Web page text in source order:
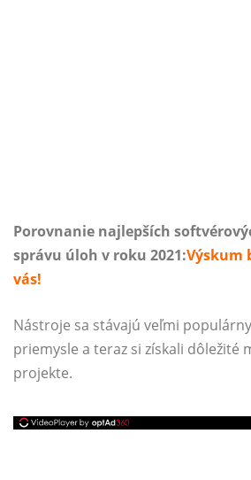
Porovnanie najlepších
správu úloh v roku 2021:Výskum
vás!
Nástroje sa stávajú veľmi
priemysle a teraz si získali dôležité
projekte.